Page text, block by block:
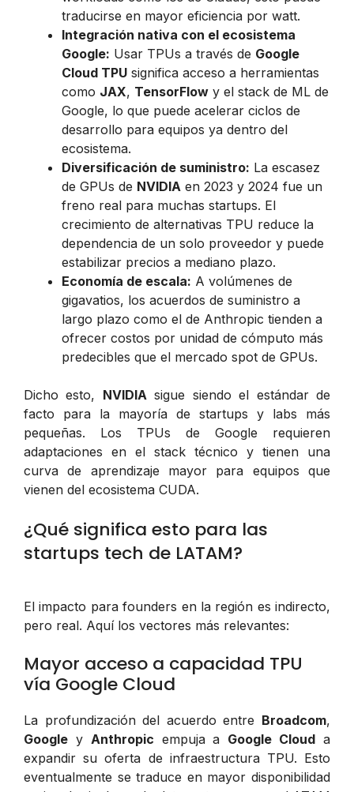
traducirse en mayor eficiencia por watt.
Integración nativa con el ecosistema
Google: Usar TPUs a través de Google
Cloud TPU significa acceso a herramientas
como JAX, TensorFlow y el stack de ML de
Google, lo que puede acelerar ciclos de
desarrollo para equipos ya dentro del
ecosistema.
Diversificación de suministro: La escasez
de GPUs de NVIDIA en 2023 y 2024 fue un
freno real para muchas startups. El
crecimiento de alternativas TPU reduce la
dependencia de un solo proveedor y puede
estabilizar precios a mediano plazo.
Economía de escala: A volúmenes de
gigavatios, los acuerdos de suministro a
largo plazo como el de Anthropic tienden a
ofrecer costos por unidad de cómputo más
predecibles que el mercado spot de GPUs.
Dicho esto, NVIDIA sigue siendo el estándar de
facto para la mayoría de startups y labs más
pequeñas. Los TPUs de Google requieren
adaptaciones en el stack técnico y tienen una
curva de aprendizaje mayor para equipos que
vienen del ecosistema CUDA.
¿Qué significa esto para las
startups tech de LATAM?
El impacto para founders en la región es indirecto,
pero real. Aquí los vectores más relevantes:
Mayor acceso a capacidad TPU
vía Google Cloud
La profundización del acuerdo entre Broadcom,
Google y Anthropic empuja a Google Cloud a
expandir su oferta de infraestructura TPU. Esto
eventualmente se traduce en mayor disponibilidad